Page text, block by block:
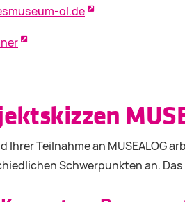
ol.de
Ihrer Teilnahme an MUSEALOG
Schwerpunkten an. Das